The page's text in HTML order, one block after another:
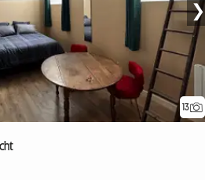
13
❯